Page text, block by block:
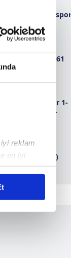
reklam
en iyi
Bu
Kahramanmaraşspor
0 Konyaspor
Bursaspor 1-1 1461
Adana Demirspor 1-
0 Dersim 62 Spor
1-0
(ÖZET)